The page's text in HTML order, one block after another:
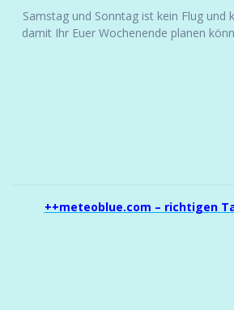
Samstag und Sonntag ist kein Flug und
damit Ihr Euer Wochenende planen
++meteoblue.com – richtigen